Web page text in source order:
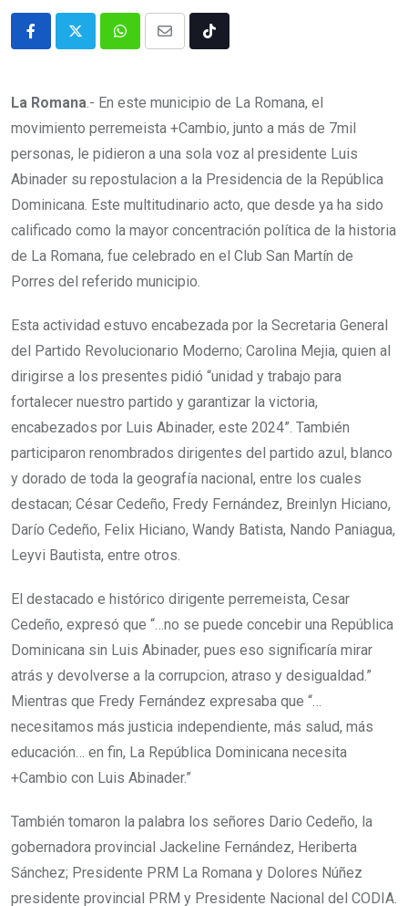
La Romana.- En este municipio de La Romana, el
movimiento perremeista +Cambio, junto a más de 7mil
personas, le pidieron a una sola voz al presidente Luis
Abinader su repostulacion a la Presidencia de la República
Dominicana. Este multitudinario acto, que desde ya ha sido
calificado como la mayor concentración política de la historia
de La Romana, fue celebrado en el Club San Martín de
Porres del referido municipio.
Esta actividad estuvo encabezada por la Secretaria General
del Partido Revolucionario Moderno; Carolina Mejia, quien al
dirigirse a los presentes pidió “unidad y trabajo para
fortalecer nuestro partido y garantizar la victoria,
encabezados por Luis Abinader, este 2024”. También
participaron renombrados dirigentes del partido azul, blanco
y dorado de toda la geografía nacional, entre los cuales
destacan; César Cedeño, Fredy Fernández, Breinlyn Hiciano,
Darío Cedeño, Felix Hiciano, Wandy Batista, Nando Paniagua,
Leyvi Bautista, entre otros.
El destacado e histórico dirigente perremeista, Cesar
Cedeño, expresó que “…no se puede concebir una República
Dominicana sin Luis Abinader, pues eso significaría mirar
atrás y devolverse a la corrupcion, atraso y desigualdad.”
Mientras que Fredy Fernández expresaba que “…
necesitamos más justicia independiente, más salud, más
educación… en fin, La República Dominicana necesita
+Cambio con Luis Abinader.”
También tomaron la palabra los señores Dario Cedeño, la
gobernadora provincial Jackeline Fernández, Heriberta
Sánchez; Presidente PRM La Romana y Dolores Núñez
presidente provincial PRM y Presidente Nacional del CODIA.